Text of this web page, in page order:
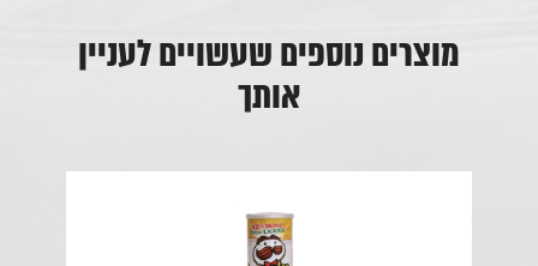
מוצרים נוספים שעשויים לעניין
אותך